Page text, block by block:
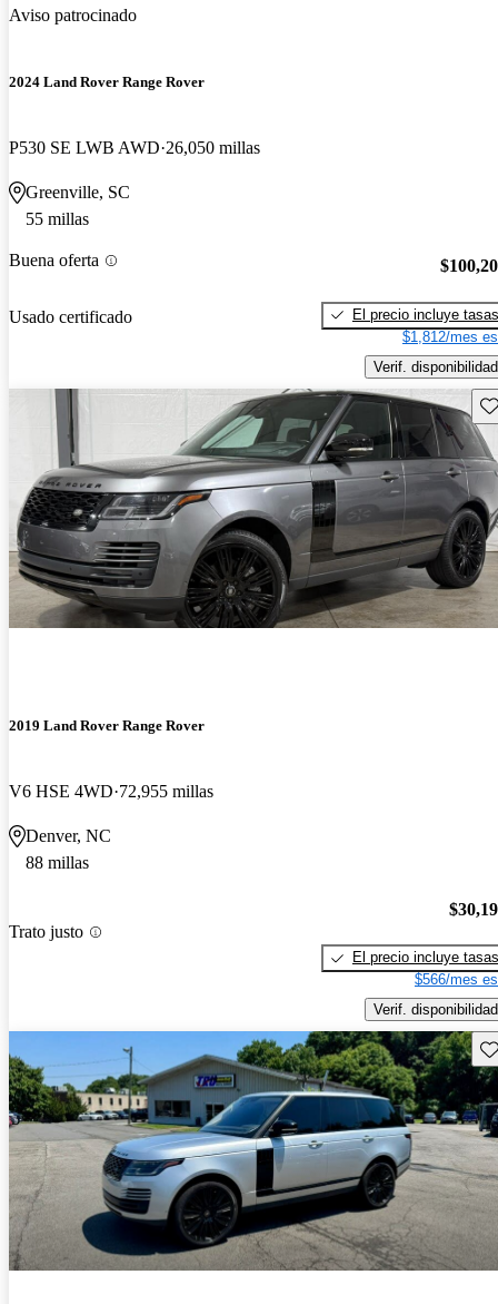
Aviso patrocinado
2024 Land Rover Range Rover
P530 SE LWB AWD 26,050 millas
Greenville, SC
55 millas
Buena oferta
Usado certificado
El precio incluye tasas
$1,812/mes
Verif. disponibilidad
2019 Land Rover Range Rover
V6 HSE 4WD 72,955 millas
Denver, NC
88 millas
Trato justo
El precio incluye tasas
$566/mes
Verif. disponibilidad